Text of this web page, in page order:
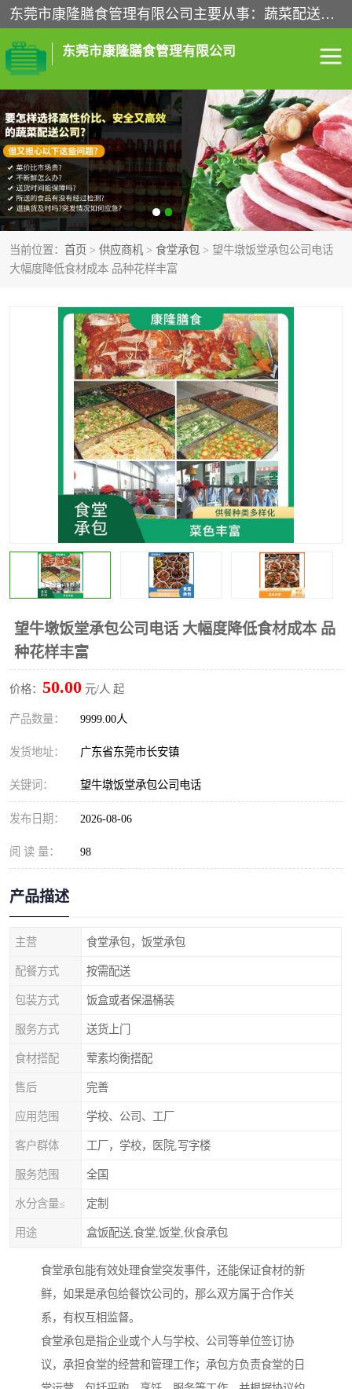
东莞市康隆膳食管理有限公司主要从事：蔬菜配送、食堂承包、企业工厂食堂承包、机关单位食堂承包、调味品配送、粮油配送、干货配送、副食配送、水果配送、海鲜配送等业务，东莞蔬菜配送电话，咨询在线客服。
东莞市康隆膳食管理有限公司
当前位置： 首页 > 供应商机 > 食堂承包 > 望牛墩饭堂承包公司电话
大幅度降低食材成本 品种花样丰富
望牛墩饭堂承包公司电话 大幅度降低食材成本 品
种花样丰富
价格： 50.00 元/人 起
产品数量： 9999.00人
发货地址： 广东省东莞市长安镇
关键词： 望牛墩饭堂承包公司电话
发布日期： 2026-08-06
阅 读 量： 98
产品描述
主营 食堂承包，饭堂承包
配餐方式 按需配送
包装方式 饭盒或者保温桶装
服务方式 送货上门
食材搭配 荤素均衡搭配
售后 完善
应用范围 学校、公司、工厂
客户群体 工厂，学校，医院,写字楼
服务范围 全国
水分含量≤ 定制
用途 盒饭配送,食堂,饭堂,伙食承包
食堂承包能有效处理食堂突发事件，还能保证食材的新
鲜，如果是承包给餐饮公司的，那么双方属于合作关
系，有权互相监督。
食堂承包是指企业或个人与学校、公司等单位签订协
议，承担食堂的经营和管理工作；承包方负责食堂的日
食堂承包 蔬菜配送
粮油配送 鲜肉配送
海鲜配送 食材配送
调料配送 企业工厂食堂承包
干货配送 副食配送
水果配送